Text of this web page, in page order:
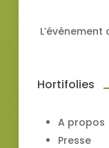
Hortifolies
A propos
Presse